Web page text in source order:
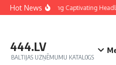
Hot NewsCrafting Captivating
444.LV
BALTIJAS UZŅĒMUMU KATALOGS